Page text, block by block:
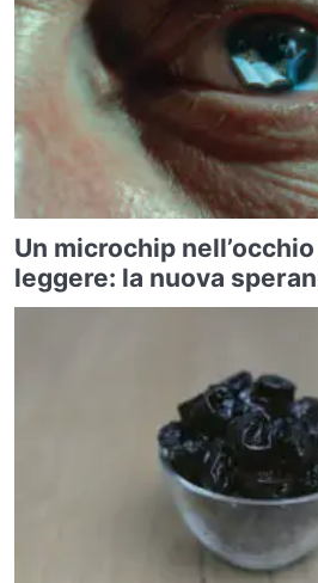
Un microchip
leggere: la nuova